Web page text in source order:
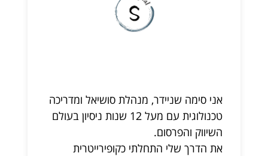
אני סימה שניידר, מנהלת סושיאל ומדריכה
טכנולוגית עם מעל 12 שנות ניסיון בעולם
השיווק והפרסום.
את הדרך שלי התחלתי כקופירייטרית